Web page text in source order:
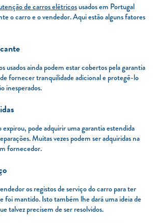
de carros elétricosusados em Portugal
o carro e o vendedor. Aqui estão alguns fatores
usados ainda podem estar cobertos pela garantia
fornecer tranquilidade adicional e protegê-lo
inesperados.
expirou, pode adquirir uma garantia estendida
Muitas vezes podem ser adquiridas na
fornecedor.
os registos de serviço do carro para ter
foi mantido. Isto também lhe dará uma ideia de
talvez precisem de ser resolvidos.